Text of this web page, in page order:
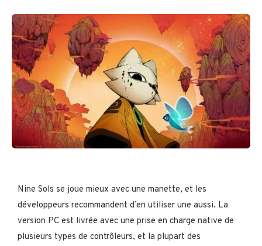
Nine Sols se joue mieux avec une manette, et les
développeurs recommandent d’en utiliser une aussi. La
version PC est livrée avec une prise en charge native de
plusieurs types de contrôleurs, et la plupart des